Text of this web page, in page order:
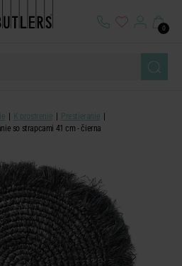
0
K prostrenie
Prestieranie
so strapcami 41 cm - čierna